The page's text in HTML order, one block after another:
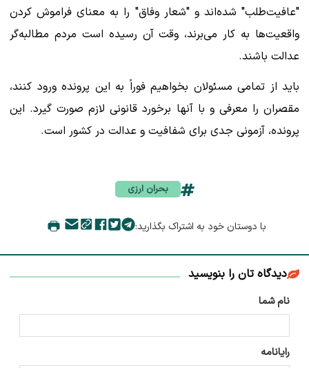
"عافیت‌طلب" شده‌اند و "شعار وفاق" را به معنای فراموش کردن
واقعیت‌ها به کار می‌برند، وقت آن رسیده است مردم مطالبه‌گر
عدالت باشند.
باید از تمامی مسئولان بخواهیم فوراً به این پرونده ورود کنند،
مقصران را معرفی و با آنها برخورد قانونی لازم صورت گیرد. این
پرونده، آزمونی جدی برای شفافیت و عدالت در کشور است.
بحران ارزی
با دوستان خود به اشتراک بگذارید:
دیدگاه تان را بنویسید
نام شما
رایانامه